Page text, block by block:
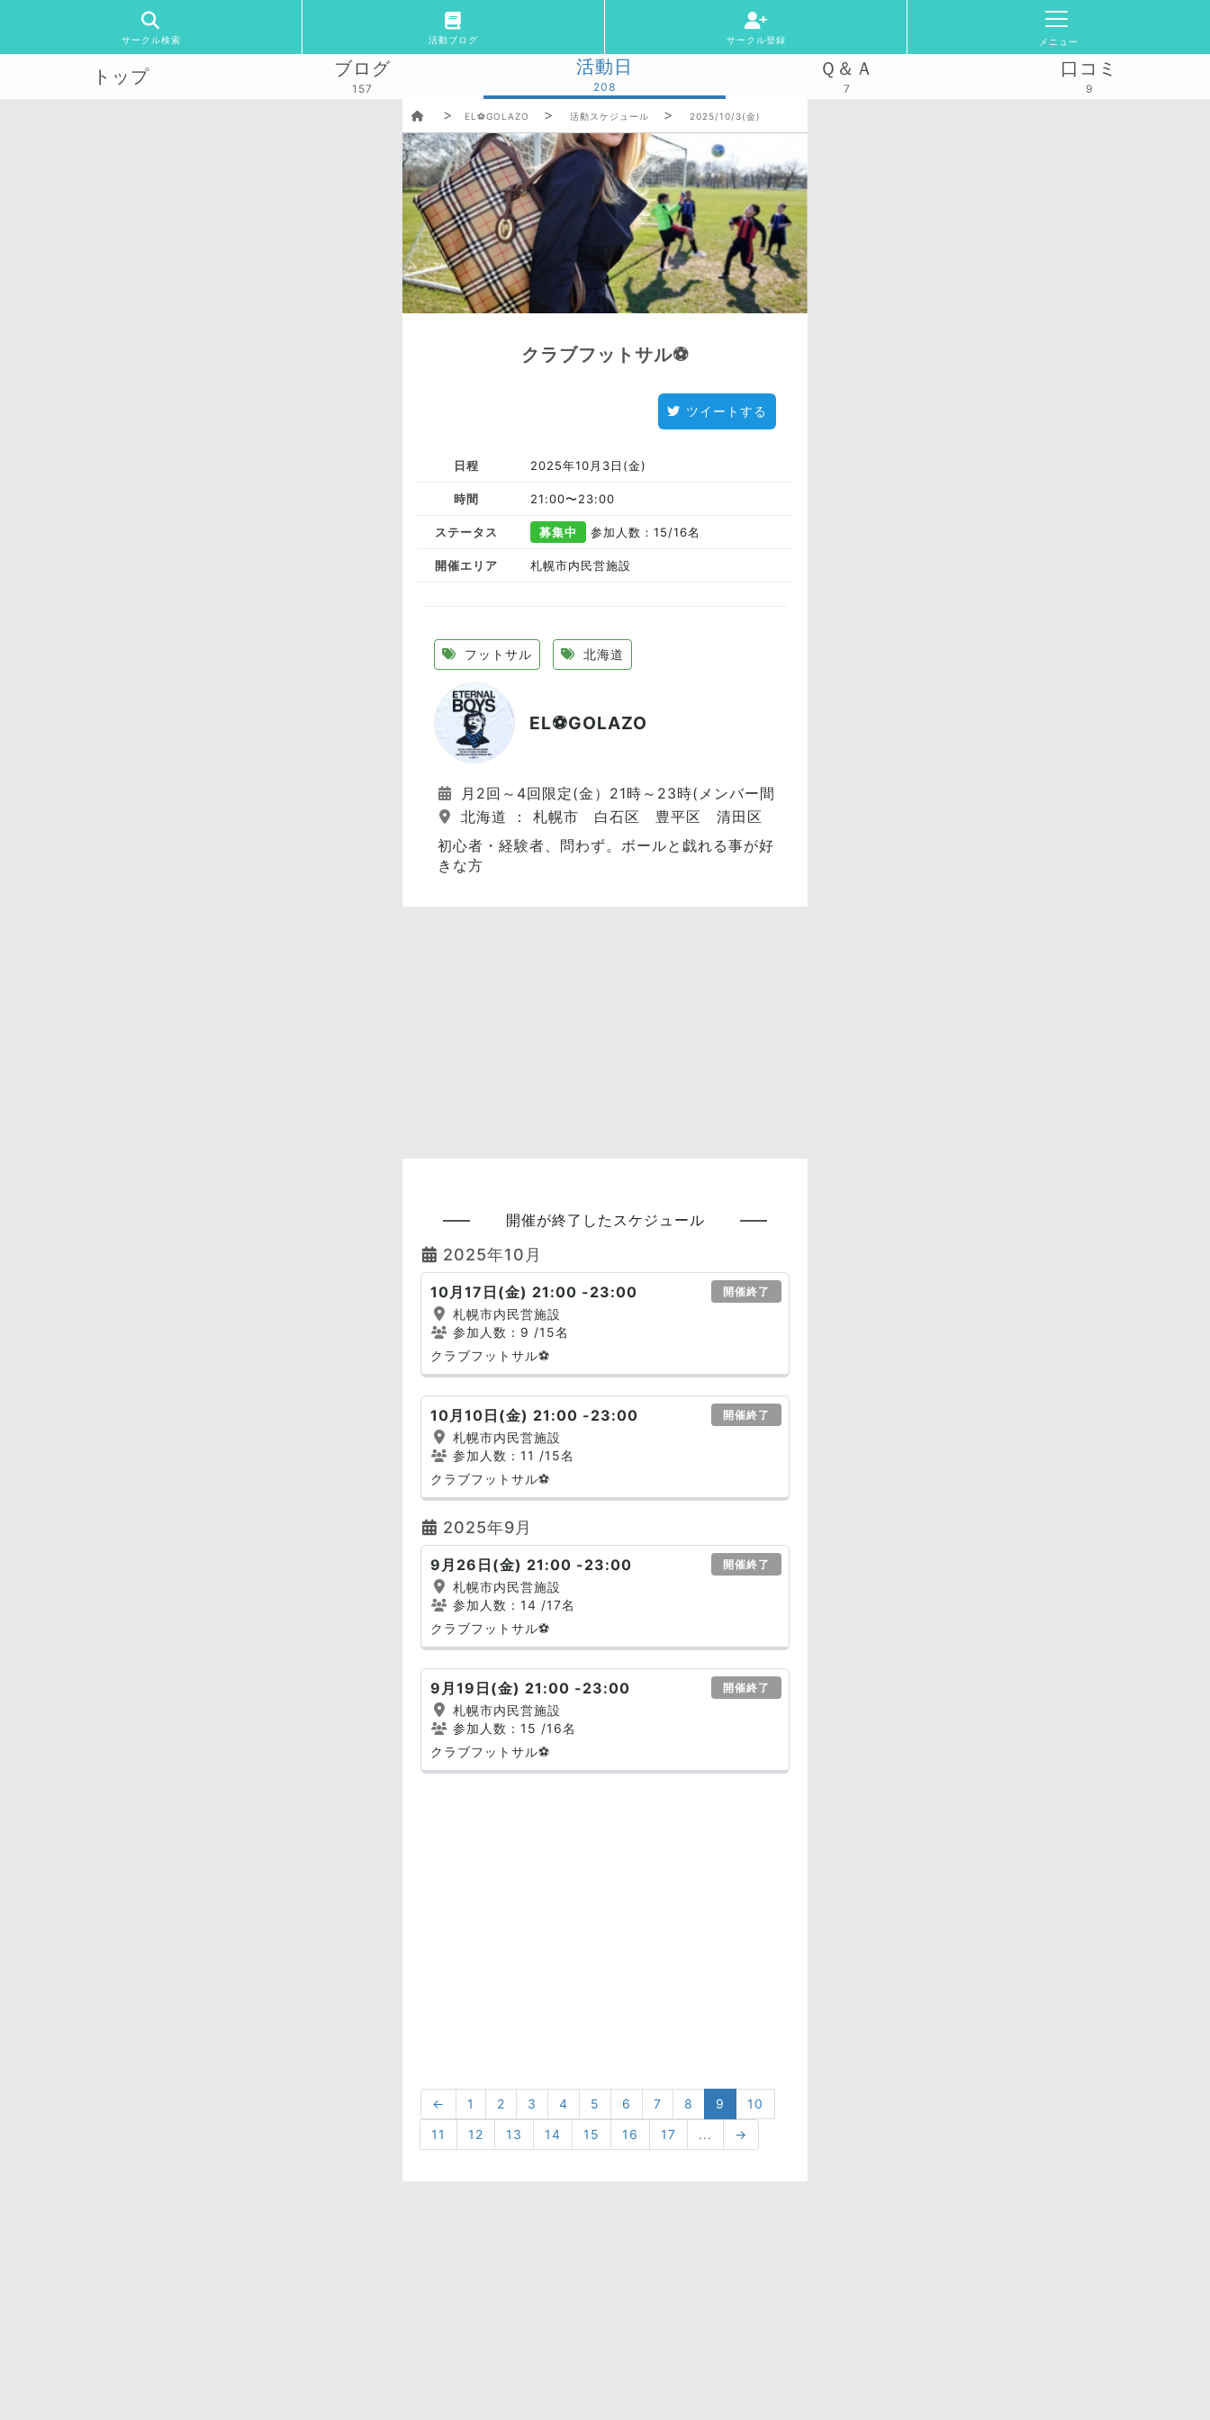
サークル検索 活動ブログ サークル登録 メニュー
トップ ブログ
157
活動日
208
Ｑ＆Ａ
7
口コミ
9
EL⚽GOLAZO 活動スケジュール 2025/10/3(金)
クラブフットサル⚽
ツイートする
日程 2025年10月3日(金)
時間 21:00〜23:00
ステータス 募集中 参加人数：15/16名
開催エリア 札幌市内民営施設
フットサル 北海道
EL⚽GOLAZO
月2回～4回限定(金）21時～23時(メンバー間で調整して決定）
北海道 ： 札幌市 白石区 豊平区 清田区
初心者・経験者、問わず。ボールと戯れる事が好
きな方
開催が終了したスケジュール
2025年10月
10月17日(金) 21:00 -23:00 開催終了
札幌市内民営施設
参加人数：9 /15名
クラブフットサル⚽
10月10日(金) 21:00 -23:00 開催終了
札幌市内民営施設
参加人数：11 /15名
クラブフットサル⚽
2025年9月
9月26日(金) 21:00 -23:00 開催終了
札幌市内民営施設
参加人数：14 /17名
クラブフットサル⚽
9月19日(金) 21:00 -23:00 開催終了
札幌市内民営施設
参加人数：15 /16名
クラブフットサル⚽
← 1 2 3 4 5 6 7 8 9
10
11
12 13 14 15 16 17 ... →